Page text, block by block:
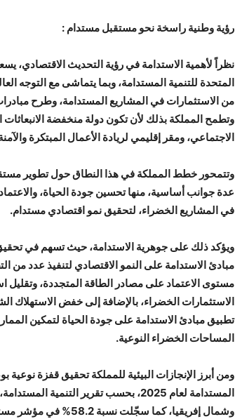
رؤية وطنية راسخة نحو مستقبل مستدام :
المتحدة للتنمية المستدامة، وبما يتماشى مع التوجه
من الاستثمارات في المشاريع المستدامة، وطرح
وتطمح المملكة بذلك لأن تكون دولة منخفضة
الاجتماعي، ومقر إقليمي لريادة الأعمال المبتكرة والآمنة
عدة جوانب أساسية، منها تحسين جودة الحياة،
في المشاريع الخضراء، لتحقيق نمو اقتصادي مستدام.
ويؤكد ذلك على جوهرية الاستدامة، حيث تسهم في
مبادئ الاستدامة على النمو الاقتصادي لتنفيذ عدد من
مستوى الاعتماد على مصادر الطاقة المتجددة، وتقليل
الاستثمارات الخضراء، بالإضافة إلى خفض الاستهلاك
تطبيق مبادئ الاستدامة على جودة الحياة لتمكين
المساحات الخضراء النوعية.
المستدامة لعام 2025، بحسب تقرير
وشمال إفريقيا، كما